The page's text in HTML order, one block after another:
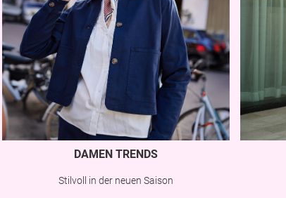
DAMEN TRENDS
Stilvoll in der neuen Saison